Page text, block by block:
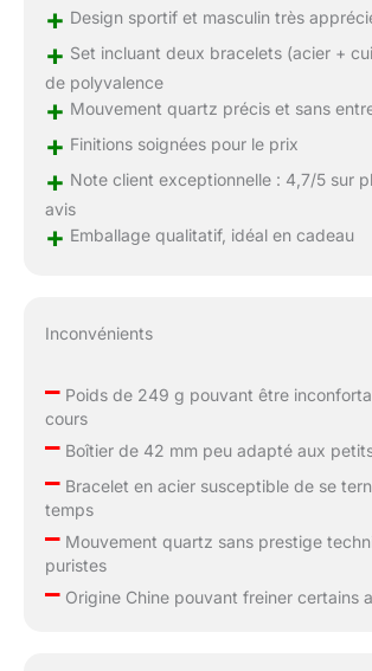
+ Design sportif et masculin très
+ Set incluant deux bracelets (acier +
de polyvalence
+ Mouvement quartz précis et sans
+ Finitions soignées pour le prix
+ Note client exceptionnelle : 4,7/5 sur
avis
+ Emballage qualitatif, idéal en cadeau
Inconvénients
–Poids de 249 g pouvant être
cours
–Boîtier de 42 mm peu adapté aux
–Bracelet en acier susceptible de se
temps
–Mouvement quartz sans prestige
puristes
–Origine Chine pouvant freiner certains